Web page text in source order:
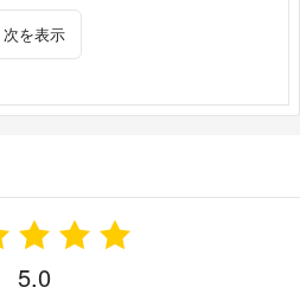
次を表示
5.0